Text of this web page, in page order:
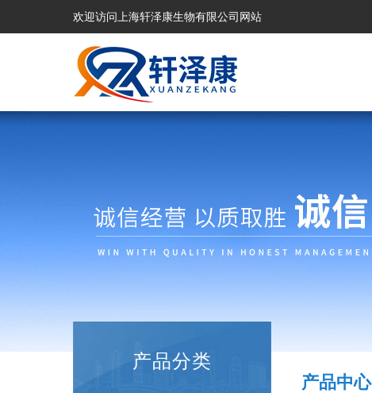
欢迎访问上海轩泽康生物有限公司网站
产品分类
产品中心